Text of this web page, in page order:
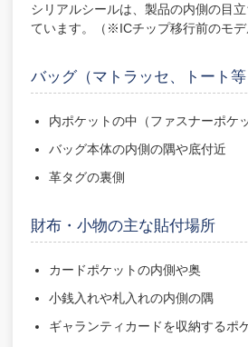
シリアルシールは、製品の内側の目
ています。（※ICチップ移行前のモデ
バッグ（マトラッセ、トート
内ポケットの中（ファスナーポケ
バッグ本体の内側の隅や底付近
革タグの裏側
財布・小物の主な貼付場所
カードポケットの内側や奥
小銭入れや札入れの内側の隅
ギャランティカードを収納するポ